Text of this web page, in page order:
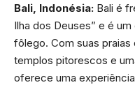
Bali, Indonésia: Bali é
Ilha dos Deuses” e é
fôlego. Com suas praias
templos pitorescos e
oferece uma